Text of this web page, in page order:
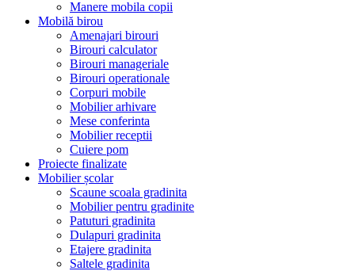
Manere mobila copii
Mobilă birou
Amenajari birouri
Birouri calculator
Birouri manageriale
Birouri operationale
Corpuri mobile
Mobilier arhivare
Mese conferinta
Mobilier receptii
Cuiere pom
Proiecte finalizate
Mobilier școlar
Scaune scoala gradinita
Mobilier pentru gradinite
Patuturi gradinita
Dulapuri gradinita
Etajere gradinita
Saltele gradinita